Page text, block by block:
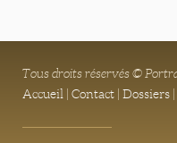
Tous droits réservés ©
Accueil
Contact Dossiers